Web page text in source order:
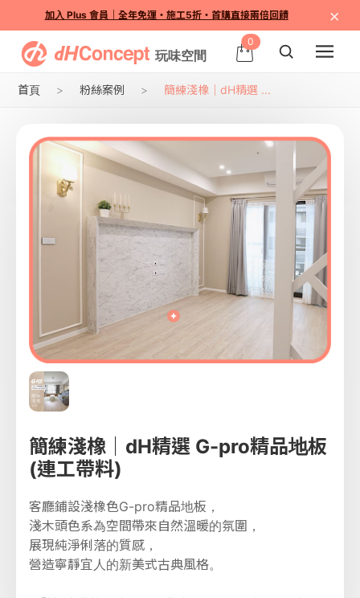
加入 Plus 會員｜全年免運・施工5折・首購直接兩倍回饋 ×
0
首頁 粉絲案例 簡練淺橡｜dH精選 ...
簡練淺橡｜dH精選 G-pro精品地板
(連工帶料)
客廳鋪設淺橡色G-pro精品地板，
淺木頭色系為空間帶來自然溫暖的氛圍，
展現純淨俐落的質感，
營造寧靜宜人的新美式古典風格。